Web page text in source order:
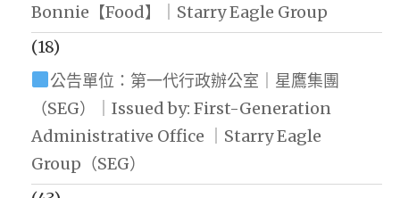
Bonnie【Food】｜Starry Eagle Group
(18)
公告單位：第一代行政辦公室｜星鷹集團
（SEG）｜Issued by: First-Generation
Administrative Office ｜Starry Eagle
Group（SEG）